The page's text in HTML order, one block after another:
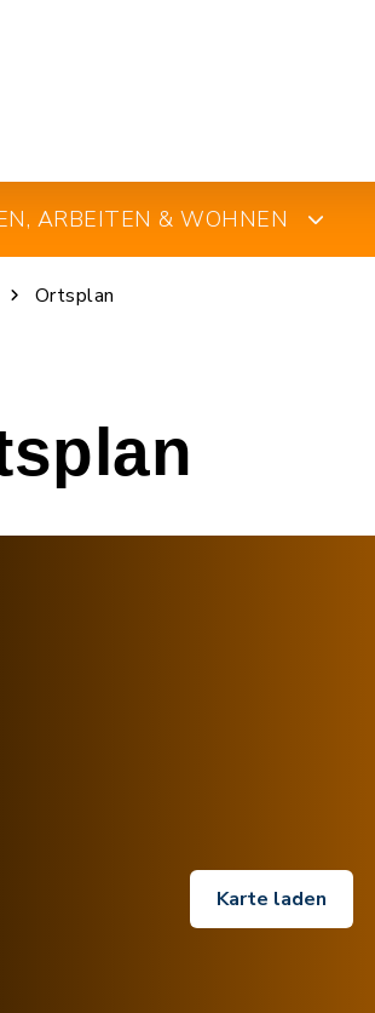
ARBEITEN & WOHNEN
Ortsplan
Karte laden